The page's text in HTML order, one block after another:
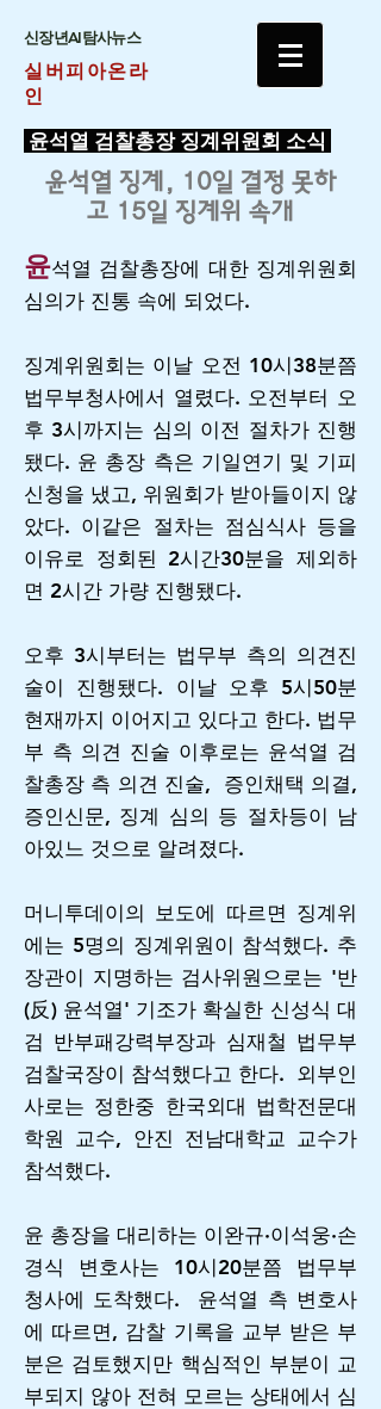
​신장년AI탐사뉴스
실버피아온라
인
윤석열 검찰총장 징계위원회 소식
윤석열 징계, 10일 결정 못하
고 15일 징계위 속개
윤석열 검찰총장에 대한 징계위원회
심의가 진통 속에 되었다.
징계위원회는 이날 오전 10시38분쯤
법무부청사에서 열렸다. 오전부터 오
후 3시까지는 심의 이전 절차가 진행
됐다. 윤 총장 측은 기일연기 및 기피
신청을 냈고, 위원회가 받아들이지 않
았다. 이같은 절차는 점심식사 등을
이유로 정회된 2시간30분을 제외하
면 2시간 가량 진행됐다.
오후 3시부터는 법무부 측의 의견진
술이 진행됐다. 이날 오후 5시50분
현재까지 이어지고 있다고 한다. 법무
부 측 의견 진술 이후로는 윤석열 검
찰총장 측 의견 진술, 증인채택 의결,
증인신문, 징계 심의 등 절차등이 남
아있느 것으로 알려졌다.
머니투데이의 보도에 따르면 징계위
에는 5명의 징계위원이 참석했다. 추
장관이 지명하는 검사위원으로는 '반
(反) 윤석열' 기조가 확실한 신성식 대
검 반부패강력부장과 심재철 법무부
검찰국장이 참석했다고 한다. 외부인
사로는 정한중 한국외대 법학전문대
학원 교수, 안진 전남대학교 교수가
참석했다.
윤 총장을 대리하는 이완규·이석웅·손
경식 변호사는 10시20분쯤 법무부
청사에 도착했다. 윤석열 측 변호사
에 따르면, 감찰 기록을 교부 받은 부
분은 검토했지만 핵심적인 부분이 교
부되지 않아 전혀 모르는 상태에서 심